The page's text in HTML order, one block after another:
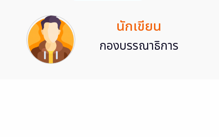
นักเขียน
กองบรรณาธิการ